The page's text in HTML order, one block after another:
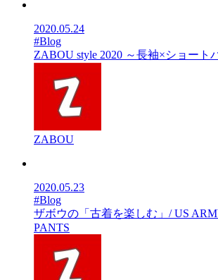
2020.05.24
#Blog
ZABOU style 2020 ～長袖×ショート
ZABOU
2020.05.23
#Blog
ザボウの「古着を楽しむ」/ US
PANTS